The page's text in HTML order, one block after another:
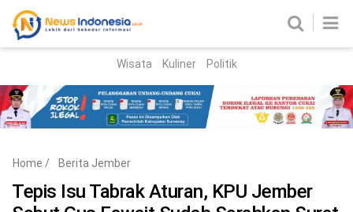
Parlemen
Wisata Kuliner Politik
Home / Berita Jember
Tepis Isu Tabrak Aturan, KPU Jember